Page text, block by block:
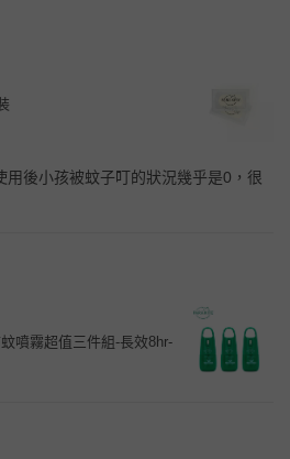
用後小孩被蚊子叮的狀況幾乎是0，很
噴霧超值三件組-長效8hr-